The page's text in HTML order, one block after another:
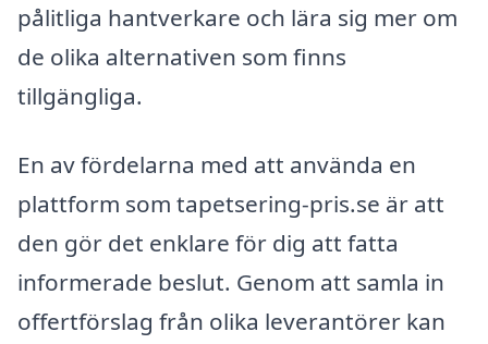
pålitliga hantverkare och lära sig mer om
de olika alternativen som finns
tillgängliga.
En av fördelarna med att använda en
plattform som tapetsering-pris.se är att
den gör det enklare för dig att fatta
informerade beslut. Genom att samla in
offertförslag från olika leverantörer kan